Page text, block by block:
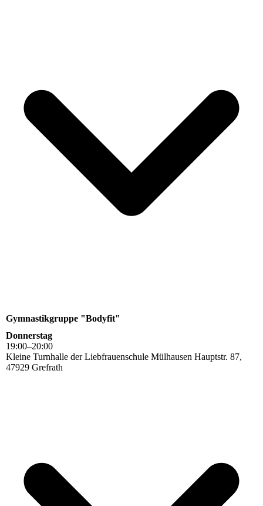
Gymnastikgruppe "Bodyfit"
Donnerstag
19:00–20:00
Kleine Turnhalle der Liebfrauenschule Mülhausen Hauptstr. 87,
47929 Grefrath